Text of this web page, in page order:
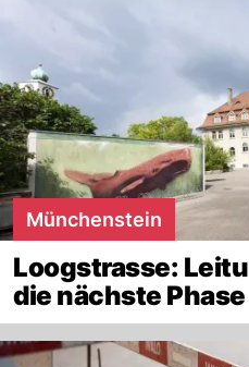
Münchenstein
Loogstrasse:
die nächste Phase